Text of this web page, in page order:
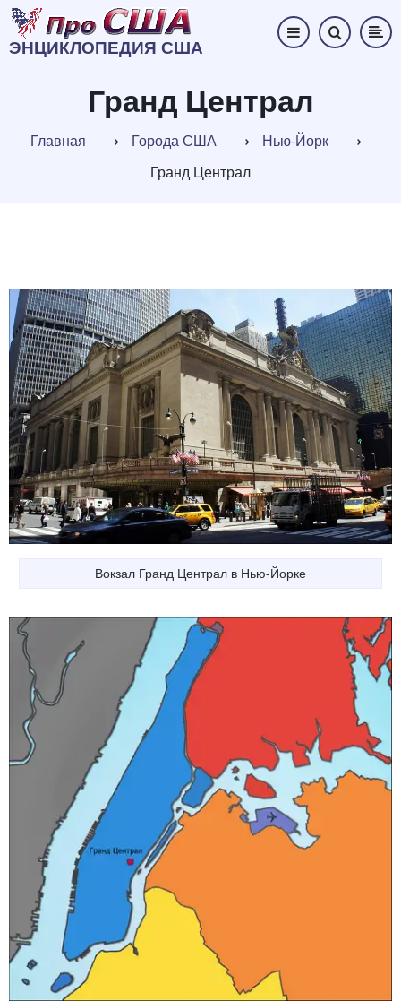
Перейти
основному
ЭНЦИКЛОПЕДИЯ США
Гранд Централ
Главная ⟶ Города США ⟶ Нью-Йорк
⟶
Гранд Централ
Вокзал Гранд Централ в Нью-Йорке